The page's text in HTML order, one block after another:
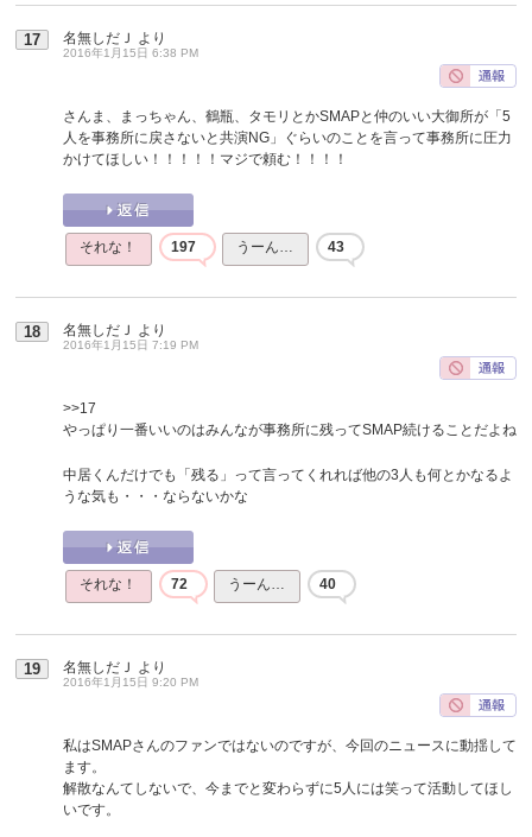
17 名無しだＪ より
2016年1月15日 6:38 PM
さんま、まっちゃん、鶴瓶、タモリとかSMAPと仲のいい大御所が「5
人を事務所に戻さないと共演NG」ぐらいのことを言って事務所に圧力
かけてほしい！！！！！マジで頼む！！！！
それな！ 197 うーん… 43
18 名無しだＪ より
2016年1月15日 7:19 PM
>>17
やっぱり一番いいのはみんなが事務所に残ってSMAP続けることだよね
中居くんだけでも「残る」って言ってくれれば他の3人も何とかなるよ
うな気も・・・ならないかな
それな！ 72 うーん… 40
19 名無しだＪ より
2016年1月15日 9:20 PM
私はSMAPさんのファンではないのですが、今回のニュースに動揺して
ます。
解散なんてしないで、今までと変わらずに5人には笑って活動してほし
いです。